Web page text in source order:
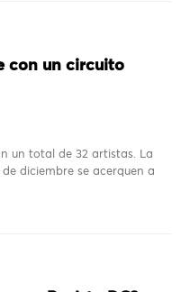
con un circuito
un total de 32 artistas. La
diciembre se acerquen a